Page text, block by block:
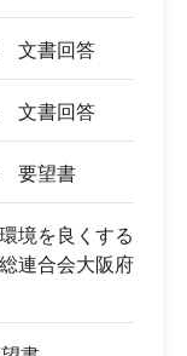
文書回答
文書回答
要望書
境を良くする
連合会大阪府